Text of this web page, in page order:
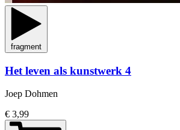
fragment
Het leven als kunstwerk 4
Joep Dohmen
€ 3,99